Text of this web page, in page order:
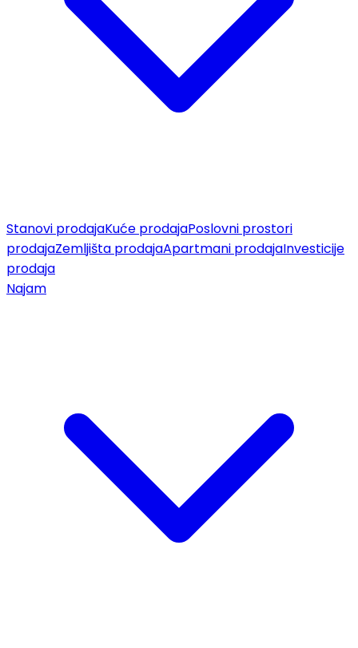
Stanovi prodajaKuće prodajaPoslovni prostori
prodajaZemljišta prodajaApartmani prodajaInvesticije
prodaja
Najam